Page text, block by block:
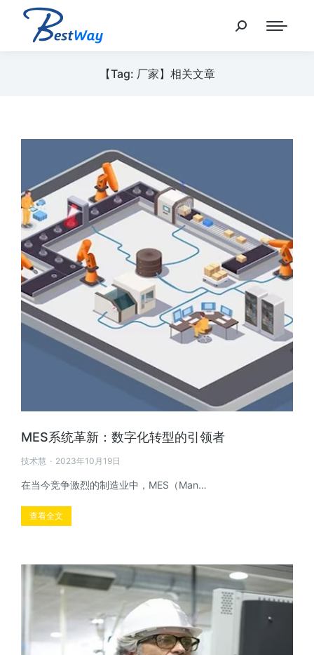
【Tag: 厂家】相关文章
MES系统革新：数字化转型的引领者
技术慧 2023年10月19日
在当今竞争激烈的制造业中，MES（Man…
查看全文